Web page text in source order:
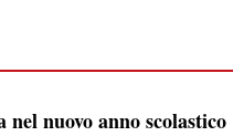
nuovo anno scolastico